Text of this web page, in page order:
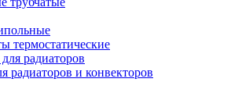
термостатические
радиаторов
радиаторов и конвекторов